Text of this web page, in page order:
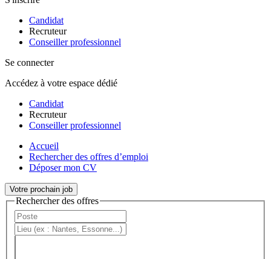
Candidat
Recruteur
Conseiller professionnel
Se connecter
Accédez à votre espace dédié
Candidat
Recruteur
Conseiller professionnel
Accueil
Rechercher des offres d’emploi
Déposer mon CV
Votre prochain job
Rechercher des offres